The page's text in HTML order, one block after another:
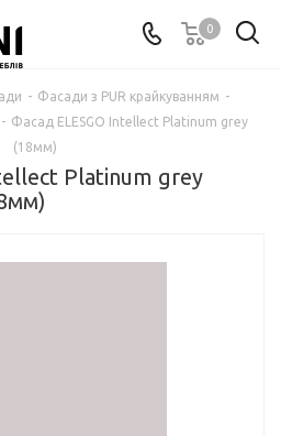
0
- Фасади з PUR крайкуванням -
- Фасад ELESGO Intellect Platinum grey
(18мм)
Platinum grey